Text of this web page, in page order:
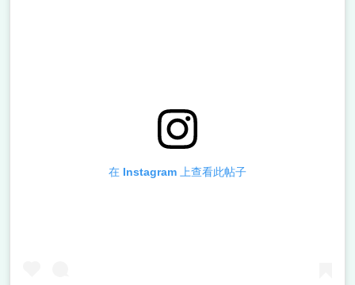
在 Instagram 上查看此帖子